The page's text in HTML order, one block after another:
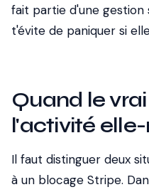
fait partie d'une
t'évite de paniquer si
Quand le
l'activité
Il faut distinguer deux
à un blocage Stripe.